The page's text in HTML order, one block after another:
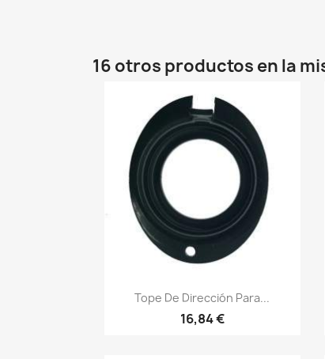
16 otros productos en la
Vista rápida
Tope De Dirección Para...
16,84 €